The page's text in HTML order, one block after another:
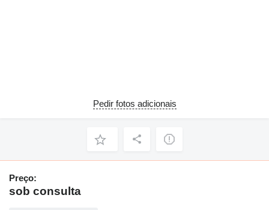
Pedir fotos adicionais
Preço:
sob consulta